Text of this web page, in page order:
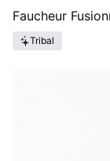
Faucheur
Tribal